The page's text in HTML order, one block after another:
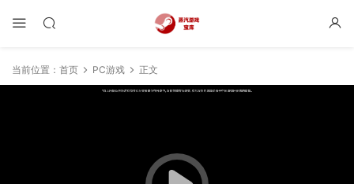
当前位置： 首页 PC游戏 正文
50% 75% 100%